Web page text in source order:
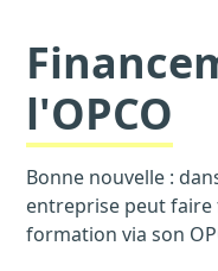
l'OPCO
Bonne nouvelle :
entreprise peut
formation via son